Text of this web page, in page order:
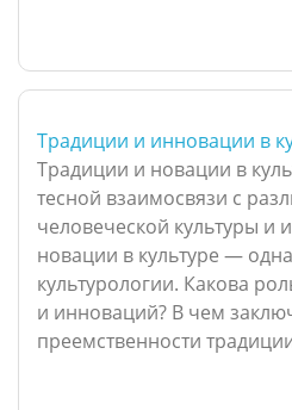
Традиции и инновации в
Традиции и новации в
тесной взаимосвязи с
человеческой культуры и
новации в культуре —
культурологии. Какова
и инноваций? В чем
преемственности